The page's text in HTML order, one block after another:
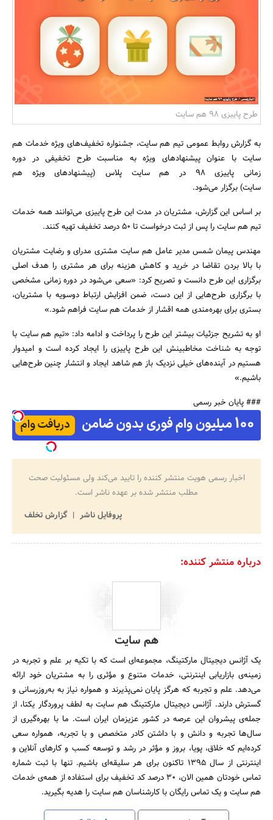
بانک، بیمه و سرمایه
مسکن و ساختمان
جستجو
طرح پاییزی 98 هم سایت
به گزارش روابط عمومی تیم هم سایت، جشنواره تخفیف‌های ویژه خدمات هم
سایت با عنوان پیشنهادهای ویژه به مناسبت طرح تخفیفی در دوره
زمانی پاییزی 98 در هم سایت پلاس (پیشنهادهای ویژه هم
سایت) برگزار می‌شود.
بر اساس این گزارش، مشتریان در مدت این طرح پاییزی می‌توانند همه خدمات
تیم هم سایت را پس از ثبت درخواست تا 50 درصد تخفیف تهیه کنند.
مهندس پیمان شمس مدیر عامل هم سایت مشتری مدرای و رضایت مشتریان
با بالا بردن تقاضا در خرید و کاهش هزینه برای هر مشتری را هدف اصلی
برگزاری این طرح دانست و تصریح کرد: «سعی می‌شود در دوره زمانی مشخصی
با برگزاری طرح‌هایی از این دست، ضمن افزایش ارتباط دوسویه با مشتریان،
بستری برای بهره‌مندی همه اقشار از خدمات هم سایت فراهم شود.»
او به تشریح جزئیات بیشتر این طرح را پرداخت و ادامه داد: «تیم هم سایت با
توجه به شناخت مخاطبینش این طرح پاییزی را ایجاد کرده است و امیدوار
هستیم در آینده‌های خیلی نزدیک باز هم شاهد ایجاد و انتشار چنین طرح‌هایی
باشیم.»
### پایان خبر رسمی
اخبار رسمی هویت منتشر کننده را تایید می‌کند ولی مسئولیت صحت
مطلب منتشر شده بر عهده ناشر است.
پروفایل ناشر
گزارش تخلف
درباره منتشر کننده:
هم سایت
یک آژانس دیجیتال مارکتینگ، مجموعه‌ای است که با تکیه بر علم و تجربه در
زمینه‌ی بازاریابی اینترنتی، خدمات متنوع و مؤثری را به مشتریان خود ارائه
می‌دهد. علم و تجربه که هرگز پایان نمی‌پذیرند و همواره نیاز به به‌روزرسانی و
گسترش دارند. آژانس دیجیتال مارکتینگ هم سایت به لطف پروردگار یکتا، از
جمله‌ی پیشروان این عرصه در کشور عزیزمان ایران است. ما با بهره‌گیری از
سال‌ها تجربه و دانش و با داشتن کادر متخصص و با تجربه، همواره سعی
کرده‌ایم که خلاق، پویا، بروز و مؤثر در رشد و توسعه کسب و کارهای آنلاین و
اینترنتی از سال ۱۳۹۵ تاکنون برای هر سلیقه‌ای باشیم. تنها با ثبت شماره
تماس خودتان همین الان، 30 درصد کد تخفیف برای استفاده از همه‌ی خدمات
هم سایت و یک تماس رایگان با کارشناسان هم سایت را هدیه بگیرید.